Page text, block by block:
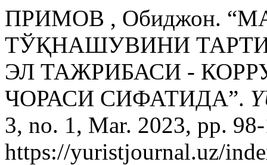
ПРИМОВ , Обиджон.
ТЎҚНАШУВИНИ
ЭЛ ТАЖРИБАСИ -
ЧОРАСИ СИФАТИДА”.
3, no. 1, Mar. 2023, pp.
https://yuristjournal.uz/